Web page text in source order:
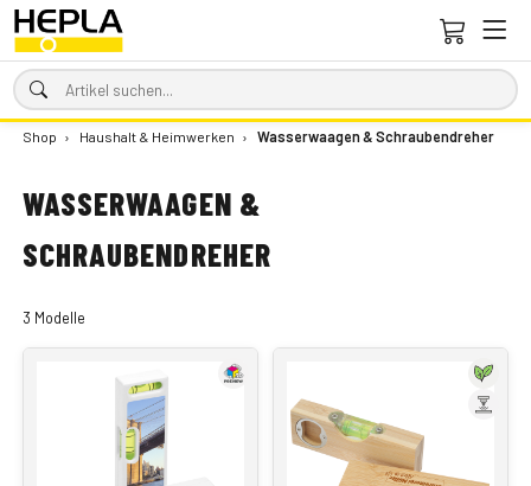
Shop › Haushalt & Heimwerken › Wasserwaagen & Schraubendreher
WASSERWAAGEN &
SCHRAUBENDREHER
3 Modelle